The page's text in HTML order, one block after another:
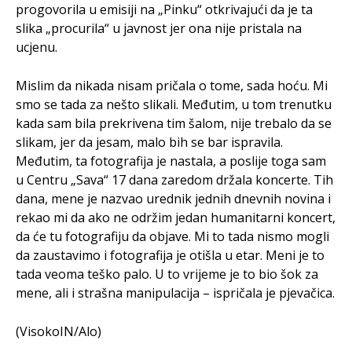
progovorila u emisiji na „Pinku“ otkrivajući da je ta
slika „procurila“ u javnost jer ona nije pristala na
ucjenu.
Mislim da nikada nisam pričala o tome, sada hoću. Mi
smo se tada za nešto slikali. Međutim, u tom trenutku
kada sam bila prekrivena tim šalom, nije trebalo da se
slikam, jer da jesam, malo bih se bar ispravila.
Međutim, ta fotografija je nastala, a poslije toga sam
u Centru „Sava“ 17 dana zaredom držala koncerte. Tih
dana, mene je nazvao urednik jednih dnevnih novina i
rekao mi da ako ne održim jedan humanitarni koncert,
da će tu fotografiju da objave. Mi to tada nismo mogli
da zaustavimo i fotografija je otišla u etar. Meni je to
tada veoma teško palo. U to vrijeme je to bio šok za
mene, ali i strašna manipulacija – ispričala je pjevačica.
(VisokoIN/Alo)